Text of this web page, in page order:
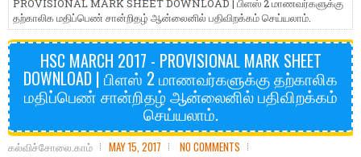
PROVISIONAL MARK SHEET DOWNLOAD | பிளஸ் 2 மாணவர்களுக்கு
தற்காலிக மதிப்பெண் சான்றிதழ் ஆன்லைனில் பதிவிறக்கம் செய்யலாம்.
HSC MARCH 2017 - PROVISIONAL MARK SHEET
DOWNLOAD | பிளஸ் 2 மாணவர்களுக்கு தற்காலிக
மதிப்பெண் சான்றிதழ் ஆன்லைனில் பதிவிறக்கம்
செய்யலாம்.
கல்விச்சோலை.காம் MAY 15, 2017 NO COMMENTS